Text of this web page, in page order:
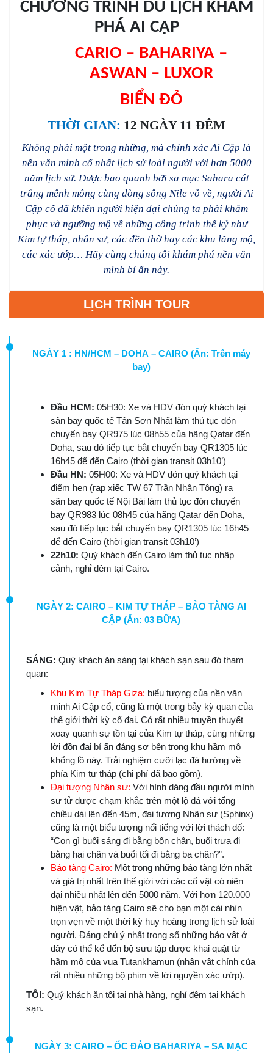
CHƯƠNG TRÌNH DU LỊCH KHÁM
PHÁ AI CẬP
CARIO – BAHARIYA –
ASWAN – LUXOR
BIỂN ĐỎ
THỜI GIAN: 12 NGÀY 11 ĐÊM
Không phải một trong những, mà chính xác Ai Cập là
nền văn minh cổ nhất lịch sử loài người với hơn 5000
năm lịch sử. Được bao quanh bởi sa mạc Sahara cát
trắng mênh mông cùng dòng sông Nile vỗ về, người Ai
Cập cổ đã khiến người hiện đại chúng ta phải khâm
phục và ngưỡng mộ về những công trình thế kỷ như
Kim tự tháp, nhân sư, các đền thờ hay các khu lăng mộ,
các xác ướp… Hãy cùng chúng tôi khám phá nền văn
minh bí ẩn này.
LỊCH TRÌNH TOUR
NGÀY 1 : HN/HCM – DOHA – CAIRO (Ăn: Trên máy
bay)
Đầu HCM: 05H30: Xe và HDV đón quý khách tại
sân bay quốc tế Tân Sơn Nhất làm thủ tục đón
chuyến bay QR975 lúc 08h55 của hãng Qatar đến
Doha, sau đó tiếp tục bắt chuyến bay QR1305 lúc
16h45 để đến Cairo (thời gian transit 03h10’)
Đầu HN: 05H00: Xe và HDV đón quý khách tại
điểm hẹn (rạp xiếc TW 67 Trần Nhân Tông) ra
sân bay quốc tế Nội Bài làm thủ tục đón chuyến
bay QR983 lúc 08h45 của hãng Qatar đến Doha,
sau đó tiếp tục bắt chuyến bay QR1305 lúc 16h45
để đến Cairo (thời gian transit 03h10’)
22h10: Quý khách đến Cairo làm thủ tục nhập
cảnh, nghỉ đêm tại Cairo.
NGÀY 2: CAIRO – KIM TỰ THÁP – BẢO TÀNG AI
CẬP (Ăn: 03 BỮA)
SÁNG: Quý khách ăn sáng tại khách sạn sau đó tham
quan:
Khu Kim Tự Tháp Giza: biểu tượng của nền văn
minh Ai Cập cổ, cũng là một trong bảy kỳ quan của
thế giới thời kỳ cổ đại. Có rất nhiều truyền thuyết
xoay quanh sự tồn tại của Kim tự tháp, cùng những
lời đồn đại bí ẩn đáng sợ bên trong khu hầm mộ
khổng lồ này. Trải nghiệm cưỡi lạc đà hướng về
phía Kim tự tháp (chi phí đã bao gồm).
Đại tượng Nhân sư: Với hình dáng đầu người mình
sư tử được chạm khắc trên một lộ đá với tổng
chiều dài lên đến 45m, đại tượng Nhân sư (Sphinx)
cũng là một biểu tượng nổi tiếng với lời thách đố:
“Con gì buổi sáng đi bằng bốn chân, buổi trưa đi
bằng hai chân và buổi tối đi bằng ba chân?”.
Bảo tàng Cairo: Một trong những bảo tàng lớn nhất
và giá trị nhất trên thế giới với các cổ vật có niên
đại nhiều nhất lên đến 5000 năm. Với hơn 120.000
hiện vật, bảo tàng Cairo sẽ cho bạn một cái nhìn
trọn vẹn về một thời kỳ huy hoàng trong lịch sử loài
người. Đáng chú ý nhất trong số những bảo vật ở
đây có thể kể đến bộ sưu tập được khai quật từ
hầm mộ của vua Tutankhamun (nhân vật chính của
rất nhiều những bộ phim về lời nguyền xác ướp).
TỐI: Quý khách ăn tối tại nhà hàng, nghỉ đêm tại khách
sạn.
NGÀY 3: CAIRO – ỐC ĐẢO BAHARIYA – SA MẠC